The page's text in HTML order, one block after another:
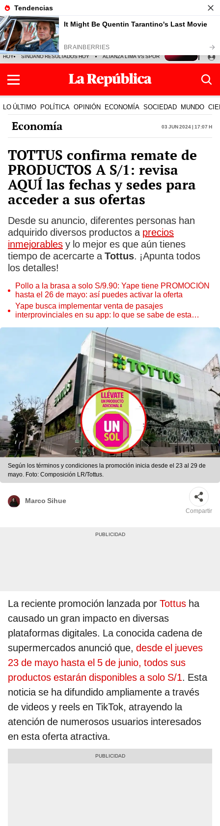
HOY SINUANO RESULTADOS HOY ALIANZA LIMA VS SPORT BOYS JORGE
LO ÚLTIMO POLÍTICA OPINIÓN ECONOMÍA SOCIEDAD MUNDO
Economía 03 Jun 2024 | 17:07 h
TOTTUS confirma remate de
PRODUCTOS A S/1: revisa
AQUÍ las fechas y sedes para
acceder a sus ofertas
Desde su anuncio, diferentes personas han
adquirido diversos productos a precios
inmejorables y lo mejor es que aún tienes
tiempo de acercarte a Tottus. ¡Apunta todos
los detalles!
Pollo a la brasa a solo S/9.90: Yape tiene PROMOCIÓN
hasta el 26 de mayo: así puedes activar la oferta
Yape busca implementar venta de pasajes
interprovinciales en su app: lo que se sabe de esta
Según los términos y condiciones la promoción inicia desde el 23 al 29 de
mayo. Foto: Composición LR/Tottus.
Marco Sihue
Compartir
La reciente promoción lanzada por Tottus ha
causado un gran impacto en diversas
plataformas digitales. La conocida cadena de
supermercados anunció que, desde el jueves
23 de mayo hasta el 5 de junio, todos sus
productos estarán disponibles a solo S/1. Esta
noticia se ha difundido ampliamente a través
de videos y reels en TikTok, atrayendo la
atención de numerosos usuarios interesados
en esta oferta atractiva.